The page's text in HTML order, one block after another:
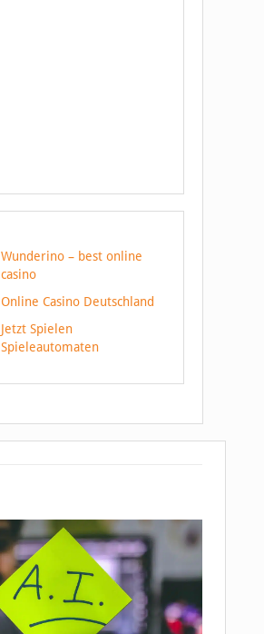
Wunderino – best online
casino
Online Casino Deutschland
Jetzt Spielen
Spieleautomaten